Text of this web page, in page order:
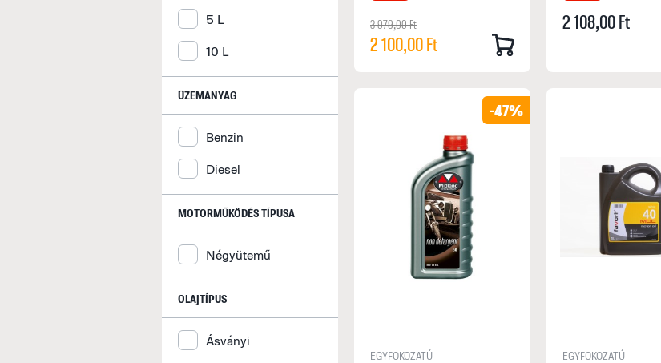
Többfunkciós
mezőgazdasági
5 L
10 L
ÜZEMANYAG
Benzin
Diesel
MOTORMŰKÖDÉS TÍPUSA
Négyütemű
OLAJTÍPUS
Ásványi
3 979,00 Ft
2 100,00 Ft
2 108,00 Ft
-47%
EGYFOKOZATÚ EGYFOKOZATÚ